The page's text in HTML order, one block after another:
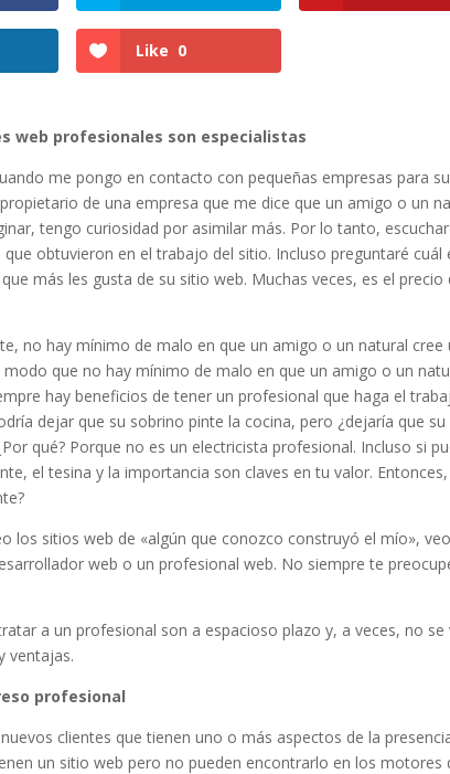
Like 0
web profesionales son especialistas
me pongo en contacto con pequeñas empresas para
de una empresa que me dice que un amigo o un
tengo curiosidad por asimilar más. Por lo tanto,
obtuvieron en el trabajo del sitio. Incluso preguntaré cuál
más les gusta de su sitio web. Muchas veces, es el
no hay mínimo de malo en que un amigo o un natural cree
que no hay mínimo de malo en que un amigo o un
hay beneficios de tener un profesional que haga el
dejar que su sobrino pinte la cocina, pero ¿dejaría que
qué? Porque no es un electricista profesional. Incluso si
el tesina y la importancia son claves en tu valor.
los sitios web de «algún que conozco construyó el mío»,
web o un profesional web. No siempre te
a un profesional son a espacioso plazo y, a veces, no
ventajas.
profesional
clientes que tienen uno o más aspectos de la
un sitio web pero no pueden encontrarlo en los motores